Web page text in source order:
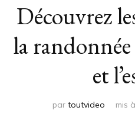
Découvrez
la
et
par toutvideo mis